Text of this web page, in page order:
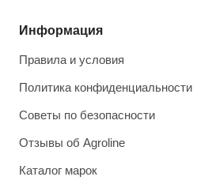
Информация
Правила и условия
Политика конфиденциальности
Советы по безопасности
Отзывы об Agroline
Каталог марок